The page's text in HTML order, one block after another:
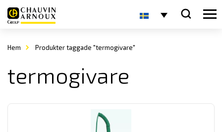
Hem Produkter taggade "termogivare"
termogivare